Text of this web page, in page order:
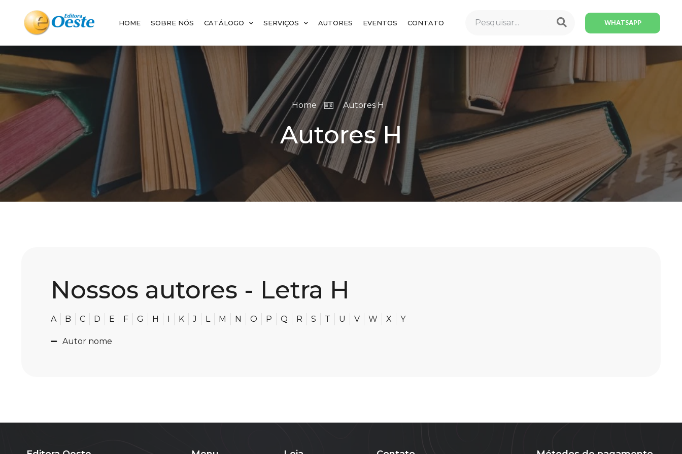
HOME SOBRE NÓS CATÁLOGO SERVIÇOS AUTORES EVENTOS CONTATO WHATSAPP
Home Autores H
Autores H
Nossos autores - Letra H
A B C D E F G H I K J L M N O P Q R S T U V W X Y
Autor nome